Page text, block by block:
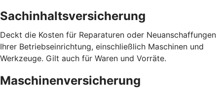
Sachinhaltsversicherung
Deckt die Kosten für Reparaturen oder Neuanschaffungen
Ihrer Betriebseinrichtung, einschließlich Maschinen und
Werkzeuge. Gilt auch für Waren und Vorräte.
Maschinenversicherung